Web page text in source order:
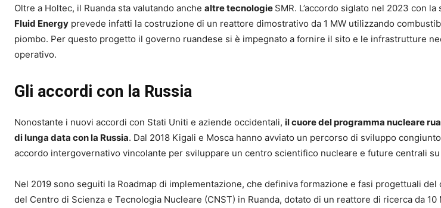
Oltre a Holtec, il Ruanda sta valutando anche altre tecnologie SMR. L’accordo siglato nel 2023 con
Fluid Energy prevede infatti la costruzione di un reattore dimostrativo da 1 MW utilizzando
piombo. Per questo progetto il governo ruandese si è impegnato a fornire il sito e le infrastrutture
operativo.
Gli accordi con la Russia
Nonostante i nuovi accordi con Stati Uniti e aziende occidentali, il cuore del programma nucleare
di lunga data con la Russia. Dal 2018 Kigali e Mosca hanno avviato un percorso di sviluppo
accordo intergovernativo vincolante per sviluppare un centro scientifico nucleare e future centrali su
Nel 2019 sono seguiti la Roadmap di implementazione, che definiva formazione e fasi progettuali del
del Centro di Scienza e Tecnologia Nucleare (CNST) in Ruanda, dotato di un reattore di ricerca da 10